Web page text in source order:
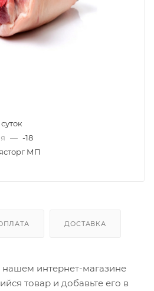
— -18
МП
ДОСТАВКА
интернет-магазине
товар и добавьте его в